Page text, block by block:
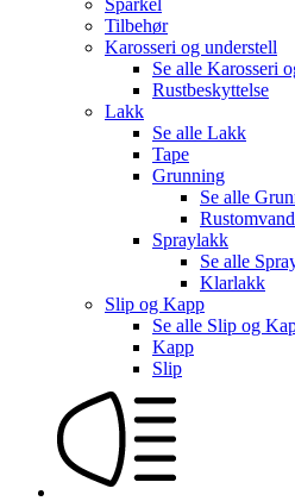
Tilbehør
Karosseri og understell
Se alle Karosseri
Rustbeskyttelse
Lakk
Se alle Lakk
Tape
Grunning
Se alle
Spraylakk
Se alle
Klarlakk
Slip og Kapp
Se alle Slip og
Kapp
Slip